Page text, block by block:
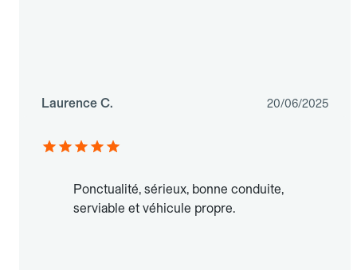
Laurence C. 20/06/2025
Ponctualité, sérieux, bonne conduite,
serviable et véhicule propre.